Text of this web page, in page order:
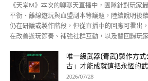
《天堂M》本次的聊聊天直播中，團隊針對玩家
平衡、離線遊玩與血盟副本等議題，陸續說明後
仍在研議或製作階段，但從直播中的回應可看出
在改善遊玩節奏、補強社群互動，以及替回歸玩
唯一級武器(青武)製作方
古」才能成就這把永恆的
2026/07/28